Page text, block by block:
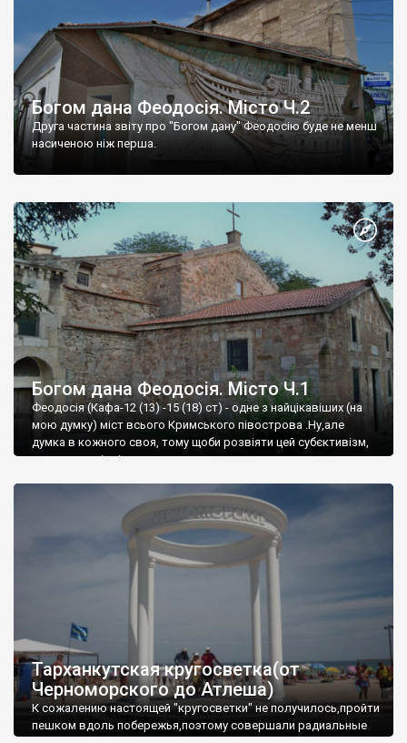
Богом дана Феодосія. Місто Ч.2
Друга частина звіту про "Богом дану" Феодосію буде не менш
насиченою ніж перша.
Богом дана Феодосія. Місто Ч.1
Феодосія (Кафа-12 (13) -15 (18) ст) - одне з найцікавіших (на
мою думку) міст всього Кримського півострова .Ну,але
думка в кожного своя, тому щоби розвіяти цей субєктивізм,
запрошую відвідати це
Тарханкутская кругосветка(от
Черноморского до Атлеша)
К сожалению настоящей "кругосветки" не получилось,пройти
пешком вдоль побережья,поэтому совершали радиальные